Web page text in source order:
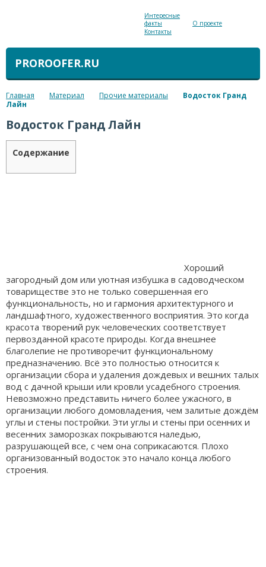
Интересные
факты
О проекте
Контакты
PROROOFER.RU
Главная Материал Прочие материалы
Водосток Гранд
Лайн
Водосток Гранд Лайн
Содержание
Хороший
загородный дом или уютная избушка в садоводческом
товариществе это не только совершенная его
функциональность, но и гармония архитектурного и
ландшафтного, художественного восприятия. Это когда
красота творений рук человеческих соответствует
первозданной красоте природы. Когда внешнее
благолепие не противоречит функциональному
предназначению. Всё это полностью относится к
организации сбора и удаления дождевых и вешних талых
вод с дачной крыши или кровли усадебного строения.
Невозможно представить ничего более ужасного, в
организации любого домовладения, чем залитые дождём
углы и стены постройки. Эти углы и стены при осенних и
весенних заморозках покрываются наледью,
разрушающей все, с чем она соприкасаются. Плохо
организованный водосток это начало конца любого
строения.